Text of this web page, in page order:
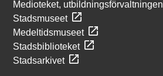
Medioteket, utbildningsförvaltningen
Stadsmuseet
Medeltidsmuseet
Stadsbiblioteket
Stadsarkivet